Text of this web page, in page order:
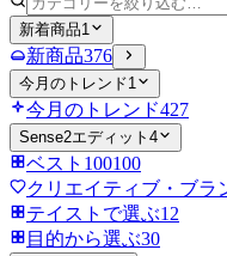
新着商品1
新商品376
今月のトレンド1
今月のトレンド427
Sense2エディット 4
ベスト100100
クリエイティブ・ブラ
テイストで選ぶ12
目的から選ぶ30